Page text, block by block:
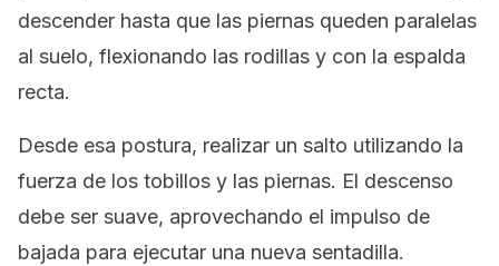
descender hasta que las piernas queden paralelas
al suelo, flexionando las rodillas y con la espalda
recta.
Desde esa postura, realizar un salto utilizando la
fuerza de los tobillos y las piernas. El descenso
debe ser suave, aprovechando el impulso de
bajada para ejecutar una nueva sentadilla.